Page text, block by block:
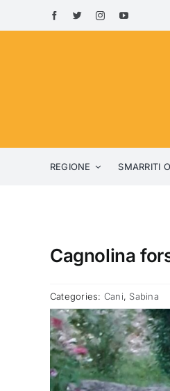
to
REGIONE SMARRITI
Cagnolina
Categories: Cani, Sabina